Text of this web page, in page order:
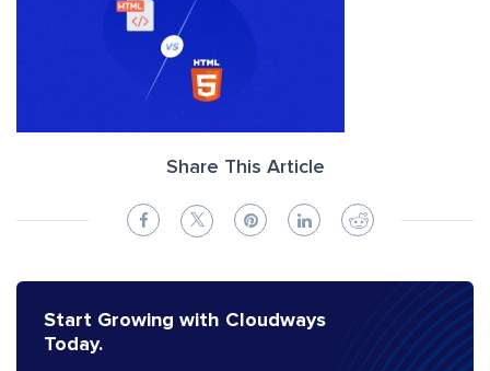
Share This Article
Start Growing with Cloudways
Today.